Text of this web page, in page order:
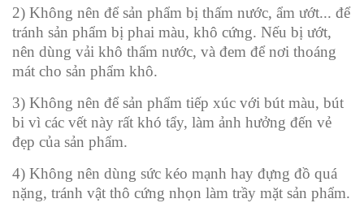
2) Không nên để sản phẩm bị thấm nước, ẩm ướt... để
tránh sản phẩm bị phai màu, khô cứng. Nếu bị ướt,
nên dùng vải khô thấm nước, và đem để nơi thoáng
mát cho sản phẩm khô.
3) Không nên để sản phẩm tiếp xúc với bút màu, bút
bi vì các vết này rất khó tẩy, làm ảnh hưởng đến vẻ
đẹp của sản phẩm.
4) Không nên dùng sức kéo mạnh hay đựng đồ quá
nặng, tránh vật thô cứng nhọn làm trầy mặt sản phẩm.